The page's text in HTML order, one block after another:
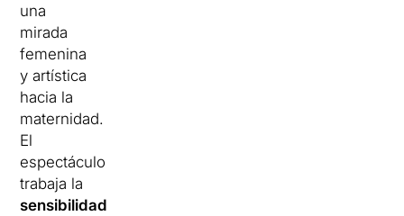
una
mirada
femenina
y artística
hacia la
maternidad.
El
espectáculo
trabaja la
sensibilidad